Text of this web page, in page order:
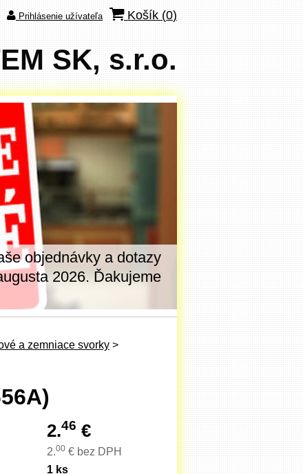
Prihlásenie užívateľa Košík (0)
SK, s.r.o.
objednávky a dotazy
2026. Ďakujeme
V dňoch7. -
tomuto
a zemniace svorky >
2.46 €
2.00 € bez DPH
1 ks